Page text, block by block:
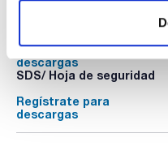
Regístrate para
descargas
SDS/ Hoja de seguridad
Regístrate para
descargas